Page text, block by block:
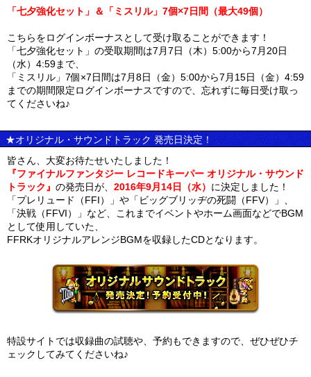
「七夕強化セット」＆「ミスリル」7個×7日間（最大49個）
こちらをログインボーナスとして受け取ることができます！
「七夕強化セット」の受取期間は7月7日（木）5:00から7月20日
（水）4:59まで、
「ミスリル」7個×7日間は7月8日（金）5:00から7月15日（金）4:59
までの期間限定ログインボーナスですので、忘れずに毎日受け取っ
てくださいね♪
★オリジナル・サウンドトラック 発売日決定！
皆さん、大変お待たせいたしました！
『ファイナルファンタジー レコードキーパー オリジナル・サウンド
トラック』 の発売日が、 2016年9月14日（水） に決定しました！
「プレリュード（FFI）」や「ビッグブリッヂの死闘（FFV）」、
「決戦（FFVI）」など、これまでイベントやホーム画面などでBGM
として使用していた、
FFRKオリジナルアレンジBGMを収録したCDとなります。
特設サイトでは収録曲の試聴や、予約もできますので、ぜひぜひチ
ェックしてみてくださいね♪